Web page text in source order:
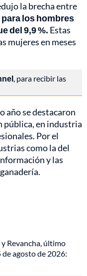
la brecha entre
los hombres
del 9,9 %. Estas
mujeres en meses
, para recibir las
año se destacaron
pública, en industria
Por el
como la del
y las
Revancha, último
agosto de 2026: